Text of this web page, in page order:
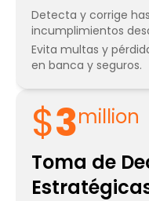
Detecta y corrige
incumplimientos
Evita multas y
en banca y seguros.
$3
3million
Toma de